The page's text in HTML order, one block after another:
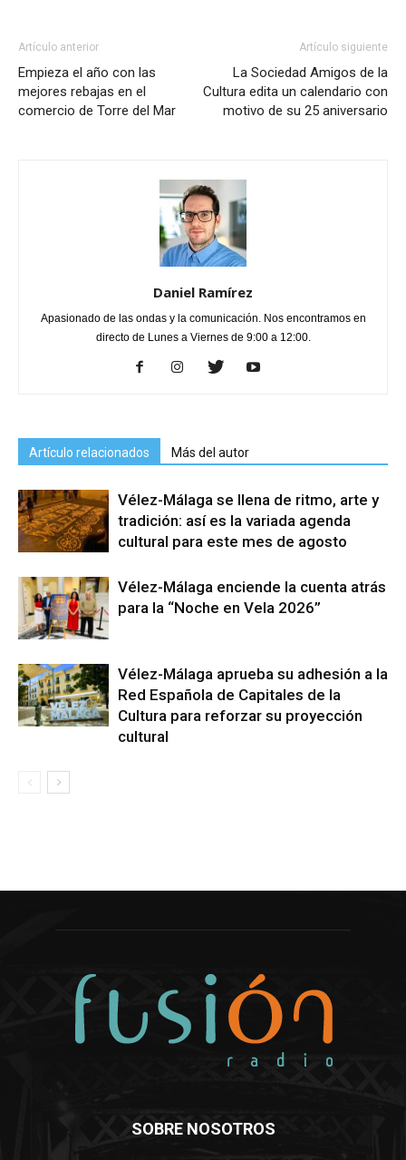
Artículo anterior
Empieza el año con las
mejores rebajas en el
comercio de Torre del Mar
Artículo siguiente
La Sociedad Amigos de la
Cultura edita un calendario con
motivo de su 25 aniversario
Daniel Ramírez
Apasionado de las ondas y la comunicación. Nos encontramos en
directo de Lunes a Viernes de 9:00 a 12:00.
Artículo relacionados Más del autor
Vélez-Málaga se llena de ritmo, arte y
tradición: así es la variada agenda
cultural para este mes de agosto
Vélez-Málaga enciende la cuenta atrás
para la “Noche en Vela 2026”
Vélez-Málaga aprueba su adhesión a la
Red Española de Capitales de la
Cultura para reforzar su proyección
cultural
SOBRE NOSOTROS